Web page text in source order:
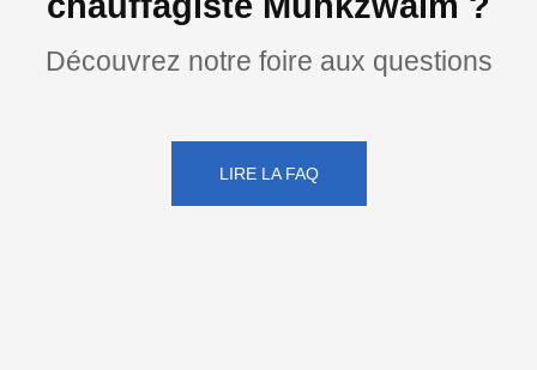
Découvrez notre foire aux questions
LIRE LA FAQ